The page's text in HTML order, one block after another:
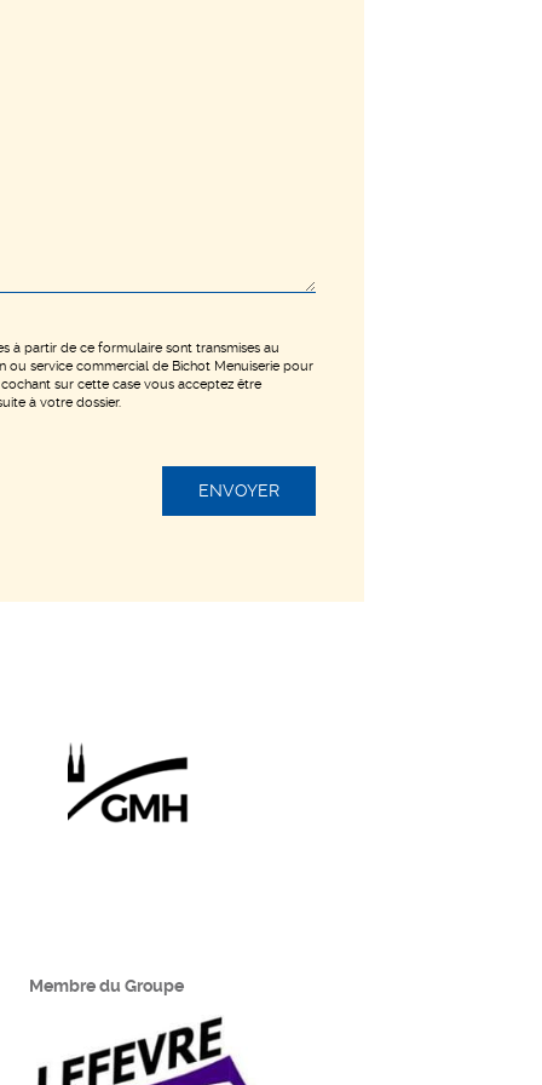
à partir de ce formulaire sont transmises au
ou service commercial de Bichot Menuiserie pour
sur cette case vous acceptez être
à votre dossier.
Membre du Groupe